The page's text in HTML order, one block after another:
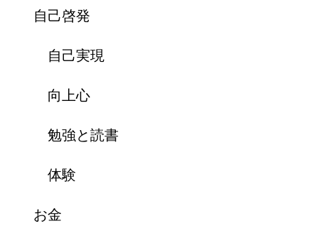
自己啓発
自己実現
向上心
勉強と読書
体験
お金